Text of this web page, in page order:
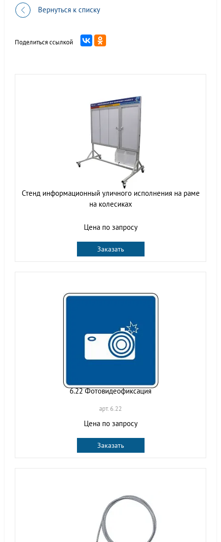
Вернуться к списку
Поделиться ссылкой
Стенд информационный уличного исполнения на раме
на колесиках
Цена по запросу
Заказать
6.22 Фотовидеофиксация
арт. 6.22
Цена по запросу
Заказать